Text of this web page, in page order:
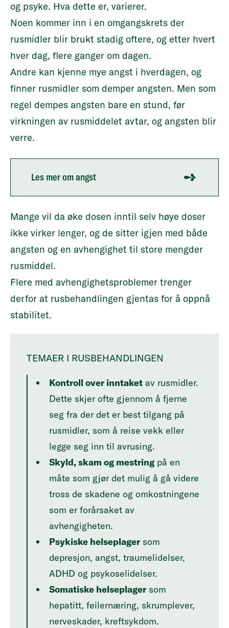
og psyke. Hva dette er, varierer.
Noen kommer inn i en omgangskrets der
rusmidler blir brukt stadig oftere, og etter hvert
hver dag, flere ganger om dagen.
Andre kan kjenne mye angst i hverdagen, og
finner rusmidler som demper angsten. Men som
regel dempes angsten bare en stund, før
virkningen av rusmiddelet avtar, og angsten blir
verre.
Les mer om angst
Mange vil da øke dosen inntil selv høye doser
ikke virker lenger, og de sitter igjen med både
angsten og en avhengighet til store mengder
rusmiddel.
Flere med avhengighetsproblemer trenger
derfor at rusbehandlingen gjentas for å oppnå
stabilitet.
TEMAER I RUSBEHANDLINGEN
Kontroll over inntaket av rusmidler.
Dette skjer ofte gjennom å fjerne
seg fra der det er best tilgang på
rusmidler, som å reise vekk eller
legge seg inn til avrusing.
Skyld, skam og mestring på en
måte som gjør det mulig å gå videre
tross de skadene og omkostningene
som er forårsaket av
avhengigheten.
Psykiske helseplagersom
depresjon, angst, traumelidelser,
ADHD og psykoselidelser.
Somatiske helseplagersom
hepatitt, feilernæring, skrumplever,
nerveskader, kreftsykdom.